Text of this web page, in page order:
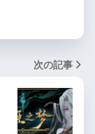
次の記事